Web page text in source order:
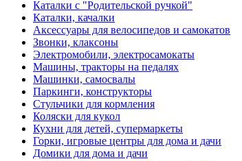
Каталки с "Родительской ручкой"
Каталки, качалки
Аксессуары для велосипедов и самокатов
Звонки, клаксоны
Электромобили, электросамокаты
Машины, тракторы на педалях
Машинки, самосвалы
Паркинги, конструкторы
Стульчики для кормления
Коляски для кукол
Кухни для детей, супермаркеты
Горки, игровые центры для дома и дачи
Домики для дома и дачи